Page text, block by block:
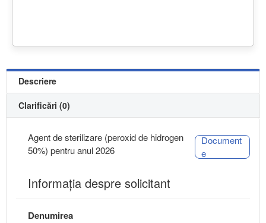
Descriere
Clarificări (0)
Agent de sterilizare (peroxid de hidrogen
50%) pentru anul 2026
Document
e
Informaţia despre solicitant
Denumirea